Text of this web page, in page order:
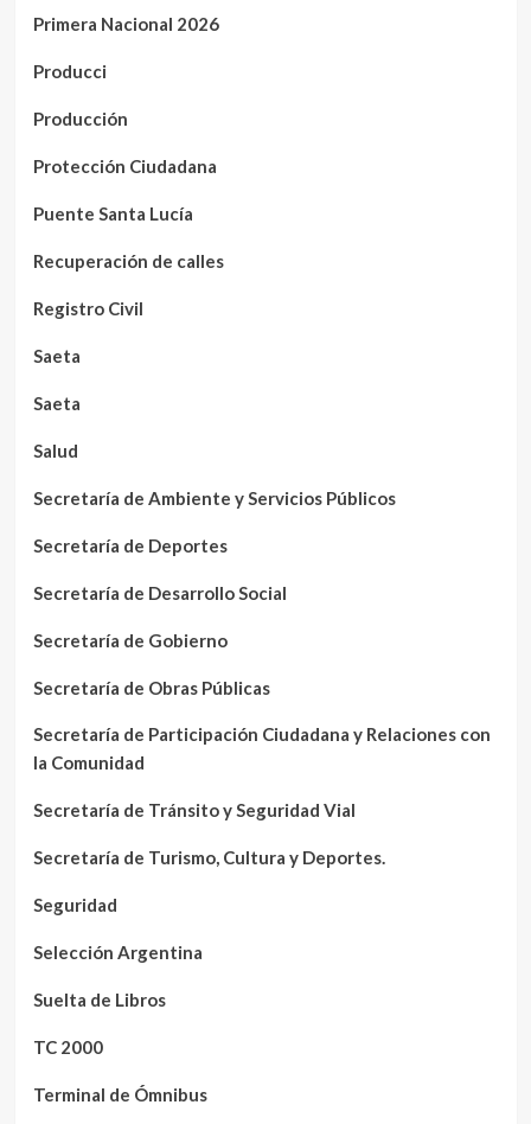
Primera Nacional 2026
Producci
Producción
Protección Ciudadana
Puente Santa Lucía
Recuperación de calles
Registro Civil
Saeta
Saeta
Salud
Secretaría de Ambiente y Servicios Públicos
Secretaría de Deportes
Secretaría de Desarrollo Social
Secretaría de Gobierno
Secretaría de Obras Públicas
Secretaría de Participación Ciudadana y Relaciones con
la Comunidad
Secretaría de Tránsito y Seguridad Vial
Secretaría de Turismo, Cultura y Deportes.
Seguridad
Selección Argentina
Suelta de Libros
TC 2000
Terminal de Ómnibus